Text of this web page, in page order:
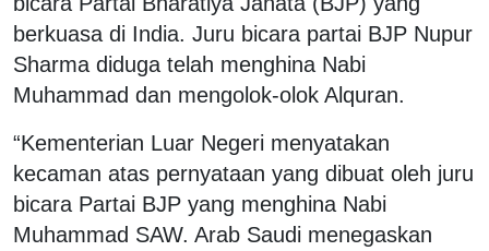
berkuasa di India. Juru bicara partai BJP Nupur
Sharma diduga telah menghina Nabi
Muhammad dan mengolok-olok Alquran.
“Kementerian Luar Negeri menyatakan
kecaman atas pernyataan yang dibuat oleh juru
bicara Partai BJP yang menghina Nabi
Muhammad SAW. Arab Saudi menegaskan